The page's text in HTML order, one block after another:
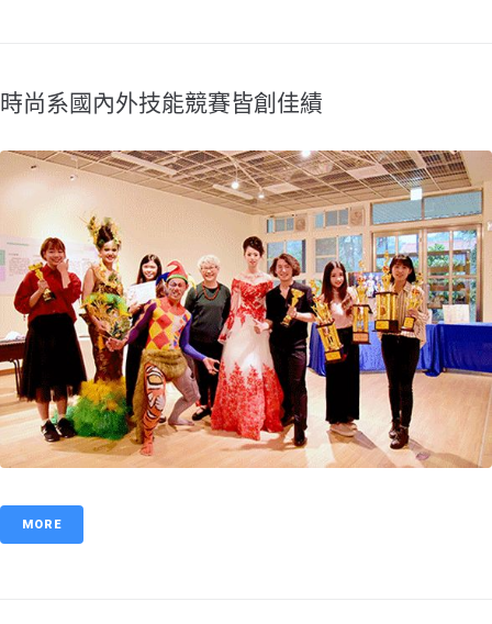
時尚系國內外技能競賽皆創佳績
MORE